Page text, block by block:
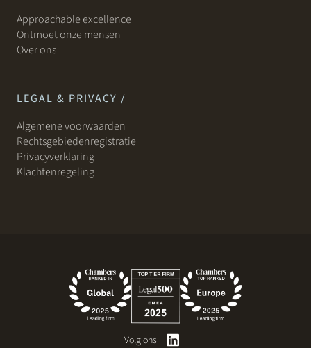
Approachable excellence
Ontmoet onze mensen
Over ons
LEGAL & PRIVACY /
Algemene voorwaarden
Rechtsgebiedenregistratie
Privacyverklaring
Klachtenregeling
Volg ons